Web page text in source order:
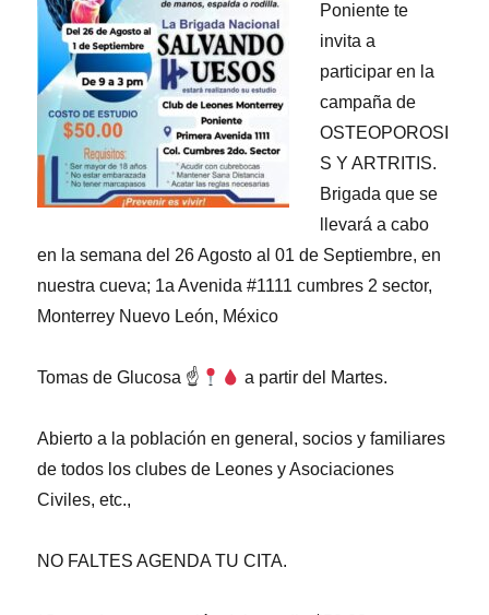
Poniente te
invita a
participar en la
campaña de
OSTEOPOROSI
S Y ARTRITIS.
Brigada que se
llevará a cabo
en la semana del 26 Agosto al 01 de Septiembre, en
nuestra cueva; 1a Avenida #1111 cumbres 2 sector,
Monterrey Nuevo León, México
Tomas de Glucosa ☝ a partir del Martes.
Abierto a la población en general, socios y familiares
de todos los clubes de Leones y Asociaciones
Civiles, etc.,
NO FALTES AGENDA TU CITA.